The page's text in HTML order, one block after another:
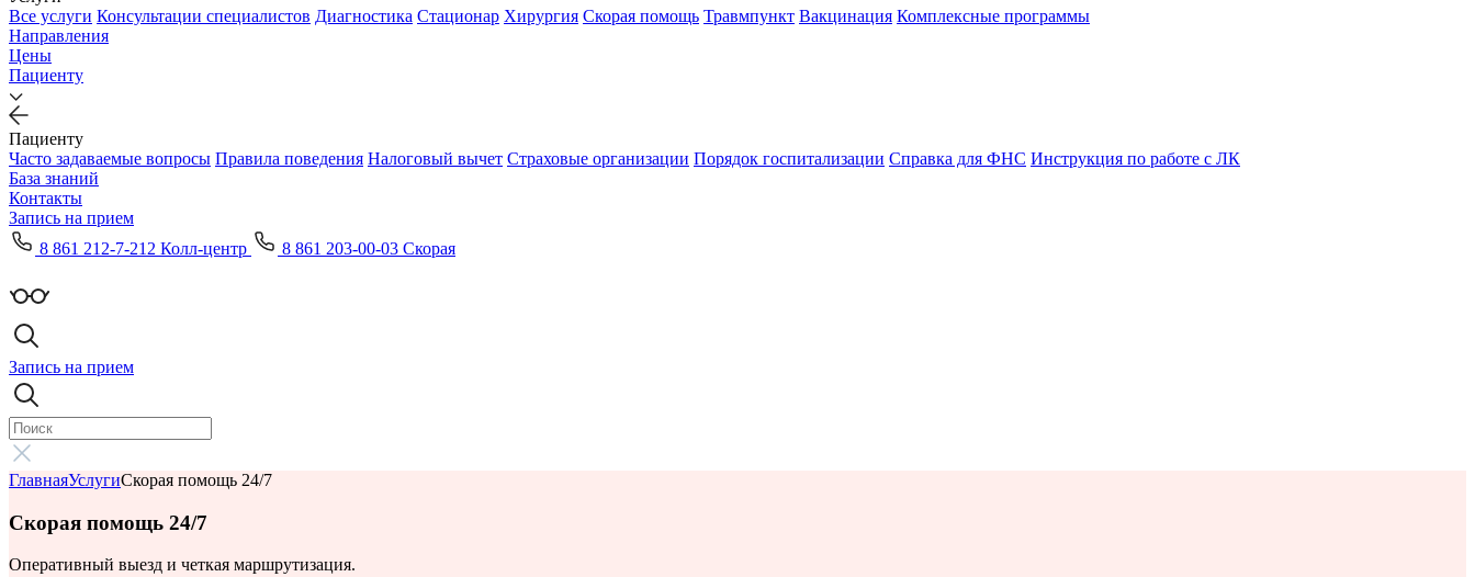
Все услуги Консультации специалистов Диагностика Стационар Хирургия Скорая помощь Травмпункт Вакцинация Комплексные программы
Направления
Цены
Пациенту
Пациенту
Часто задаваемые вопросы Правила поведения Налоговый вычет Страховые организации Порядок госпитализации Справка для ФНС Инструкция по работе с ЛК
База знаний
Контакты
Запись на прием
8 861 212-7-212 Колл-центр
8 861 203-00-03 Скорая
Запись на прием
ГлавнаяУслугиСкорая помощь 24/7
Скорая помощь 24/7
Оперативный выезд и четкая маршрутизация.